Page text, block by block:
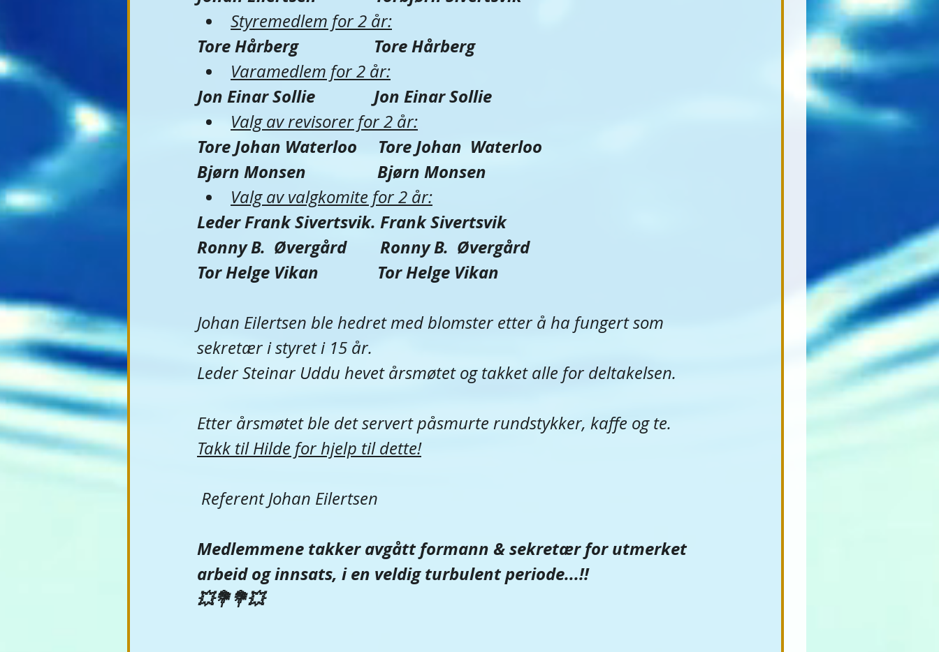
Styremedlem for 2 år:
Tore Hårberg​                  Tore Hårberg
Varamedlem for 2 år:
Jon Einar Sollie​              Jon Einar Sollie
Valg av revisorer for 2 år​:
Tore Johan Waterloo     Tore Johan  Waterloo
Bjørn Monsen                 Bjørn Monsen
Valg av valgkomite for 2 år:
Leder Frank Sivertsvik. Frank Sivertsvik
Ronny B.  Øvergård        Ronny B.  Øvergård
Tor Helge Vikan              Tor Helge Vikan
Johan Eilertsen ble hedret med blomster etter å ha fungert som
sekretær i styret i 15 år.
Leder Steinar Uddu hevet årsmøtet og takket alle for deltakelsen.
Etter årsmøtet ble det servert påsmurte rundstykker, kaffe og te.
Takk til Hilde for hjelp til dette!
Referent Johan Eilertsen
Medlemmene takker avgått formann & sekretær for utmerket
arbeid og innsats, i en veldig turbulent periode...!!
💥💐💐💥